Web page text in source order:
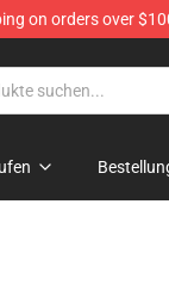
on orders over